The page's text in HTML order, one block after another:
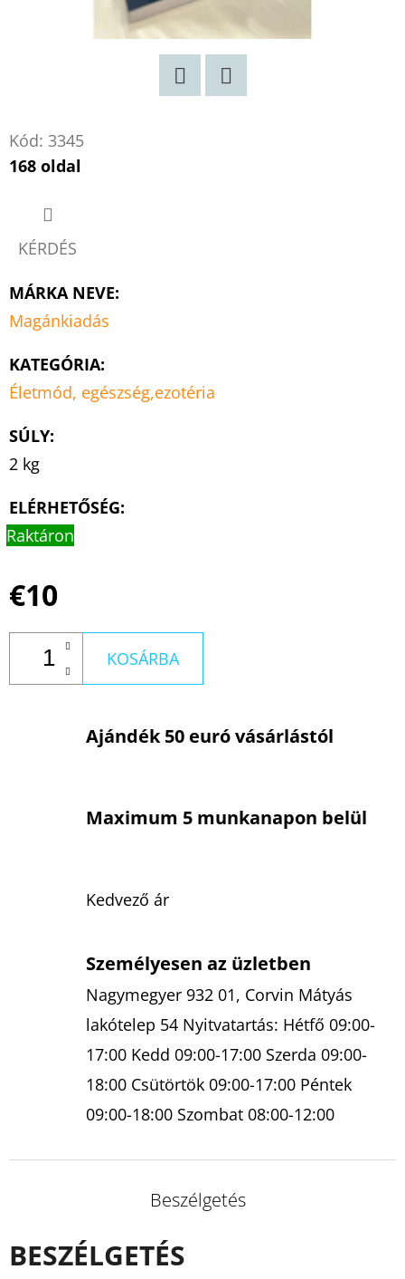
Kód: 3345
168 oldal
KÉRDÉS
MÁRKA NEVE:
Magánkiadás
KATEGÓRIA:
Életmód, egészség,ezotéria
SÚLY:
2 kg
ELÉRHETŐSÉG:
Raktáron
€10
KOSÁRBA
Ajándék 50 euró vásárlástól
Maximum 5 munkanapon belül
Kedvező ár
Személyesen az üzletben
Nagymegyer 932 01, Corvin Mátyás
lakótelep 54 Nyitvatartás: Hétfő 09:00-
17:00 Kedd 09:00-17:00 Szerda 09:00-
18:00 Csütörtök 09:00-17:00 Péntek
09:00-18:00 Szombat 08:00-12:00
Beszélgetés
BESZÉLGETÉS